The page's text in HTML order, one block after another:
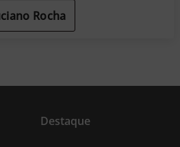
Rocha
Destaque